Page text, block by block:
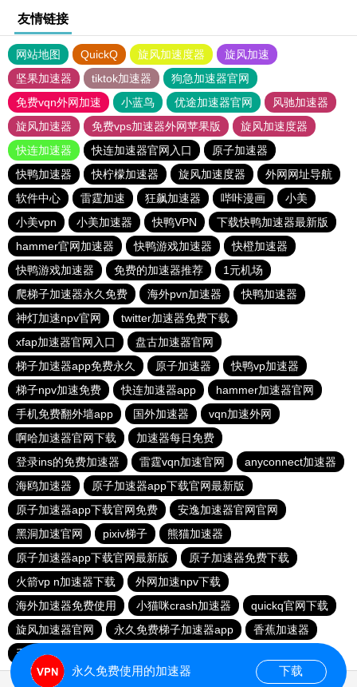
友情链接
网站地图 QuickQ 旋风加速度器
旋风加速
坚果加速器
tiktok加速器
狗急加速器官网
免费vqn外网加速
小蓝鸟 优途加速器官网
风驰加速器
旋风加速器
免费vps加速器外网苹果版
旋风加速度器
快连加速器
快连加速器官网入口
原子加速器
快鸭加速器
快柠檬加速器 旋风加速度器
外网网址导航
软件中心
雷霆加速 狂飙加速器 哔咔漫画
小美
小美vpn
小美加速器 快鸭VPN
下载快鸭加速器最新版
hammer官网加速器
快鸭游戏加速器
快橙加速器
快鸭游戏加速器
免费的加速器推荐
1元机场
爬梯子加速器永久免费
海外pvn加速器
快鸭加速器
神灯加速npv官网
twitter加速器免费下载
xfap加速器官网入口
盘古加速器官网
梯子加速器app免费永久
原子加速器
快鸭vp加速器
梯子npv加速免费
快连加速器app
hammer加速器官网
手机免费翻外墙app
国外加速器
vqn加速外网
啊哈加速器官网下载
加速器每日免费
登录ins的免费加速器
雷霆vqn加速官网
anyconnect加速器
海鸥加速器
原子加速器app下载官网最新版
原子加速器app下载官网免费
安逸加速器官网官网
黑洞加速官网
pixiv梯子
熊猫加速器
原子加速器app下载官网最新版
原子加速器免费下载
火箭vp n加速器下载
外网加速npv下载
海外加速器免费使用
小猫咪crash加速器
quickq官网下载
旋风加速器官网
永久免费梯子加速器app
香蕉加速器
毛豆加速器
永久免费使用的加速器 下载